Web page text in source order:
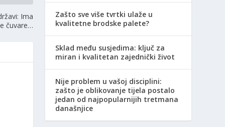
Ima
čuvare…
Zašto sve više tvrtki ulaže u
kvalitetne brodske palete?
Sklad među susjedima: ključ za
miran i kvalitetan zajednički život
Nije problem u vašoj disciplini:
zašto je oblikovanje tijela postalo
jedan od najpopularnijih tretmana
današnjice